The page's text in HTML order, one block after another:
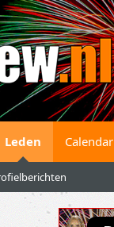
Leden Calendar